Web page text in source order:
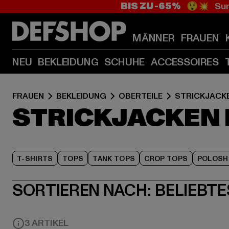
BIS ZU -65% 😲💥
MÄNNER FRAUEN
NEU BEKLEIDUNG SCHUHE ACCESSOIRES
FRAUEN BEKLEIDUNG OBERTEILE
STRICKJACKEN
T-SHIRTS TOPS TANK TOPS CROP TOPS
SORTIEREN NACH:
3 ARTIKEL